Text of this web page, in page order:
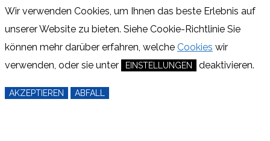
Wir verwenden Cookies, um Ihnen das beste Erlebnis auf
unserer Website zu bieten. Siehe Cookie-Richtlinie Sie
können mehr darüber erfahren, welche Cookies wir
verwenden, oder sie unter
EINSTELLUNGEN deaktivieren.
AKZEPTIEREN ABFALL